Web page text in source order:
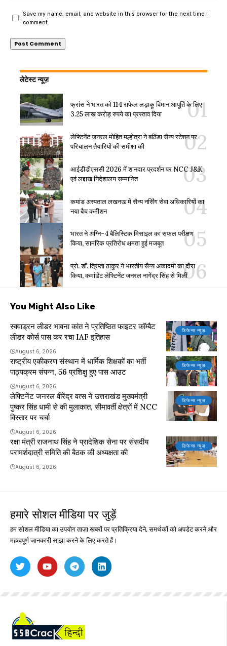
Save my name, email, and website in this browser for the next time I
comment.
लेटेस्ट न्यूज़
फ्रांस ने भारत को 114 राफेल लड़ाकू विमान आपूर्ति के लिए
3.25 लाख करोड़ रुपये का प्रस्ताव दिया
लेफ्टिनेंट जनरल मोहित मल्होत्रा ने बठिंडा सैन्य स्टेशन पर
परिचालन तैयारियों की समीक्षा की
आईडीडीएससी 2026 में शानदार प्रदर्शन पर NCC J&K
एवं लद्दाख निदेशालय सम्मानित
कमांड अस्पताल लखनऊ में सैन्य नर्सिंग सेवा अधिकारियों का
नया बैच कमीशन
भारत ने अग्नि-4 बैलिस्टिक मिसाइल का सफल परीक्षण
किया, सामरिक प्रतिरोध क्षमता हुई मजबूत
प्रो. डॉ. त्रिप्ता ठाकुर ने भारतीय सैन्य अकादमी का दौरा
किया, कमांडेंट लेफ्टिनेंट जनरल नागेंद्र सिंह से मिलीं
You Might Also Like
डिफेन्स न्यूज़
स्क्वाड्रन लीडर भावना कांत ने प्रतिष्ठित फाइटर कॉम्बैट
लीडर कोर्स पास कर रचा IAF इतिहास
August 6, 2026
डिफेन्स न्यूज़
राष्ट्रीय एकीकरण संस्थान में धार्मिक शिक्षकों का भर्ती
पाठ्यक्रम संपन्न, 56 प्रशिक्षु हुए पास आउट
August 6, 2026
डिफेन्स न्यूज़
लेफ्टिनेंट जनरल वीरेंद्र वत्स ने उत्तराखंड मुख्यमंत्री
पुष्कर सिंह धामी से की मुलाकात, सीमावर्ती क्षेत्रों में NCC
विस्तार पर चर्चा
August 6, 2026
डिफेन्स न्यूज़
रक्षा मंत्री राजनाथ सिंह ने प्रादेशिक सेना पर संसदीय
परामर्शदात्री समिति की बैठक की अध्यक्षता की
August 6, 2026
हमारे सोशल मीडिया पर जुड़ें
हम सोशल मीडिया का उपयोग ताज़ा खबरों पर प्रतिक्रिया देने, समर्थकों को अपडेट करने और
महत्वपूर्ण जानकारी साझा करने के लिए करते हैं।